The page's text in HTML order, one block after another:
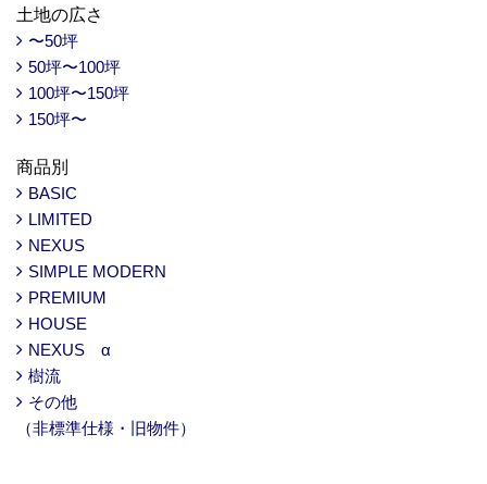
土地の広さ
〜50坪
50坪〜100坪
100坪〜150坪
150坪〜
商品別
BASIC
LIMITED
NEXUS
SIMPLE MODERN
PREMIUM
HOUSE
NEXUS α
樹流
その他
（非標準仕様・旧物件）